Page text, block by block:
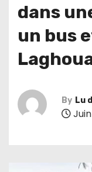
dans
un bus
By Lu